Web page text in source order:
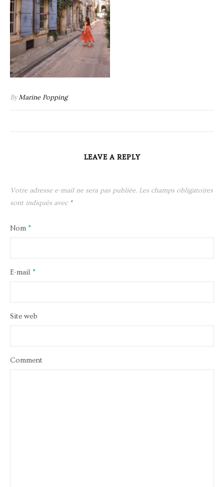
ByMarine Popping
LEAVE A REPLY
Votre adresse e-mail ne sera pas publiée. Les champs obligatoires
sont indiqués avec *
Nom *
E-mail *
Site web
Comment